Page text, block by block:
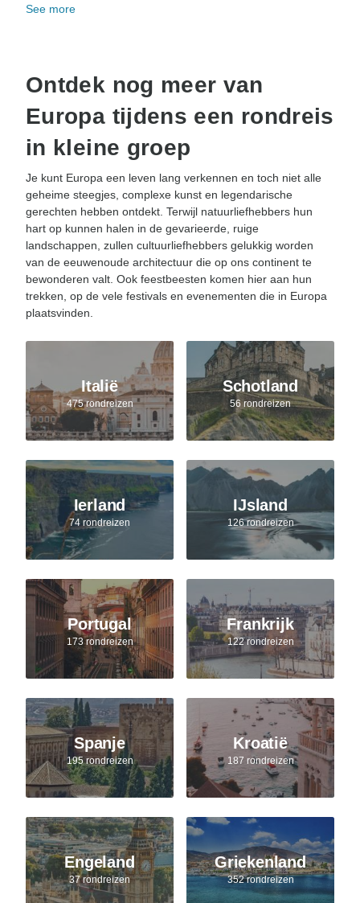
See more
Ontdek nog meer van
Europa tijdens een rondreis
in kleine groep
Je kunt Europa een leven lang verkennen en toch niet alle
geheime steegjes, complexe kunst en legendarische
gerechten hebben ontdekt. Terwijl natuurliefhebbers hun
hart op kunnen halen in de gevarieerde, ruige
landschappen, zullen cultuurliefhebbers gelukkig worden
van de eeuwenoude architectuur die op ons continent te
bewonderen valt. Ook feestbeesten komen hier aan hun
trekken, op de vele festivals en evenementen die in Europa
plaatsvinden.
Italië
475 rondreizen
Schotland
56 rondreizen
Ierland
74 rondreizen
IJsland
126 rondreizen
Portugal
173 rondreizen
Frankrijk
122 rondreizen
Spanje
195 rondreizen
Kroatië
187 rondreizen
Engeland
37 rondreizen
Griekenland
352 rondreizen